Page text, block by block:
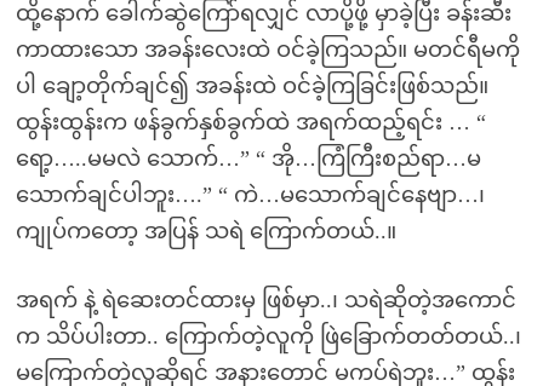
ထို့နောက် ခေါက်ဆွဲကြော်ရလျှင် လာပို့ဖို့ မှာခဲ့ပြီး ခန်းဆီး
ကာထားသော အခန်းလေးထဲ ဝင်ခဲ့ကြသည်။ မတင်ရီမကို
ပါ ချော့တိုက်ချင်၍ အခန်းထဲ ဝင်ခဲ့ကြခြင်းဖြစ်သည်။
ထွန်းထွန်းက ဖန်ခွက်နှစ်ခွက်ထဲ အရက်ထည့်ရင်း … “
ရော့…..မမလဲ သောက်…” “ အို…ကြံကြီးစည်ရာ…မ
သောက်ချင်ပါဘူး….” “ ကဲ…မသောက်ချင်နေဗျာ…၊
ကျုပ်ကတော့ အပြန် သရဲ ကြောက်တယ်..။
အရက် နဲ့ ရဲဆေးတင်ထားမှ ဖြစ်မှာ..၊ သရဲဆိုတဲ့အကောင်
က သိပ်ပါးတာ.. ကြောက်တဲ့လူကို ဖြဲခြောက်တတ်တယ်..၊
မကြောက်တဲ့လူဆိုရင် အနားတောင် မကပ်ရဲဘူး…” ထွန်း